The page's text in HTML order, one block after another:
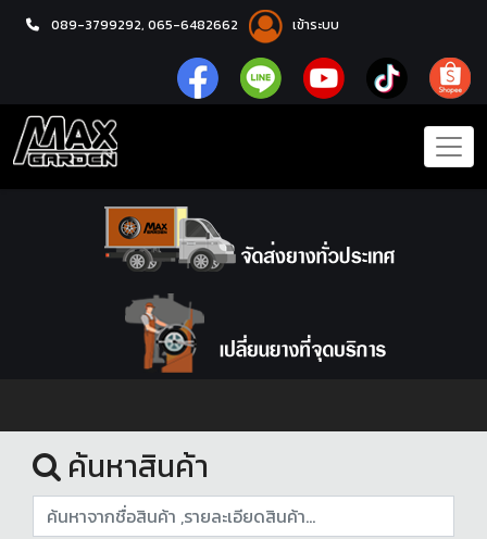
089-3799292, 065-6482662 เข้าระบบ
หน้าแรก
ค้นหาสินค้า